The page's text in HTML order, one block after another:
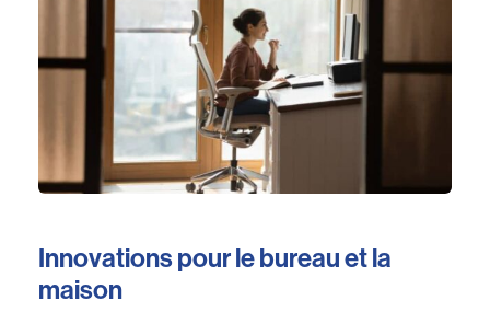
Innovations pour le bureau et la
maison